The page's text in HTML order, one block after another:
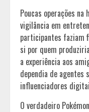
Poucas operações
vigilância em
participantes faziam
si por quem
a experiência aos
dependia de agentes
influenciadores
O verdadeiro